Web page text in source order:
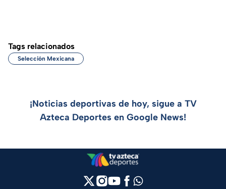
Tags relacionados
Selección Mexicana
¡Noticias deportivas de hoy, sigue a TV
Azteca Deportes en Google News!